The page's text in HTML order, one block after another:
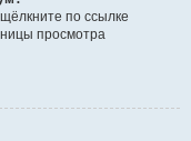
по ссылке
просмотра